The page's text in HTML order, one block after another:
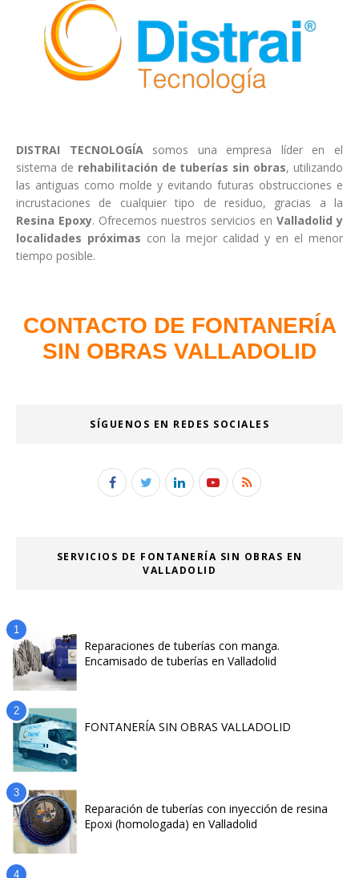
DISTRAI TECNOLOGÍA somos una empresa líder en el
sistema de rehabilitación de tuberías sin obras, utilizando
las antiguas como molde y evitando futuras obstrucciones e
incrustaciones de cualquier tipo de residuo, gracias a la
Resina Epoxy. Ofrecemos nuestros servicios en Valladolid y
localidades próximas con la mejor calidad y en el menor
tiempo posible.
CONTACTO DE FONTANERÍA
SIN OBRAS VALLADOLID
SÍGUENOS EN REDES SOCIALES
SERVICIOS DE FONTANERÍA SIN OBRAS EN
VALLADOLID
Reparaciones de tuberías con manga.
Encamisado de tuberías en Valladolid
FONTANERÍA SIN OBRAS VALLADOLID
Reparación de tuberías con inyección de resina
Epoxi (homologada) en Valladolid